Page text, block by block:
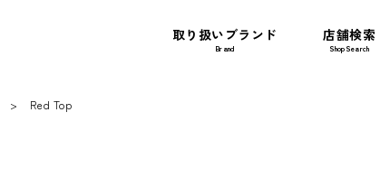
取り扱いブランド
Brand
店舗検索
ShopSearch
Red Top